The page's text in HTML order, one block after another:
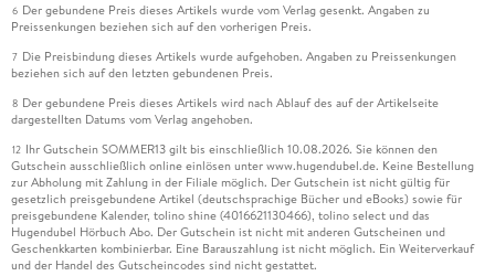
6 Der gebundene Preis dieses Artikels wurde vom Verlag gesenkt. Angaben zu
Preissenkungen beziehen sich auf den vorherigen Preis.
7 Die Preisbindung dieses Artikels wurde aufgehoben. Angaben zu Preissenkungen
beziehen sich auf den letzten gebundenen Preis.
8 Der gebundene Preis dieses Artikels wird nach Ablauf des auf der Artikelseite
dargestellten Datums vom Verlag angehoben.
12 Ihr Gutschein SOMMER13 gilt bis einschließlich 10.08.2026. Sie können den
Gutschein ausschließlich online einlösen unter www.hugendubel.de. Keine Bestellung
zur Abholung mit Zahlung in der Filiale möglich. Der Gutschein ist nicht gültig für
gesetzlich preisgebundene Artikel (deutschsprachige Bücher und eBooks) sowie für
preisgebundene Kalender, tolino shine (4016621130466), tolino select und das
Hugendubel Hörbuch Abo. Der Gutschein ist nicht mit anderen Gutscheinen und
Geschenkkarten kombinierbar. Eine Barauszahlung ist nicht möglich. Ein Weiterverkauf
und der Handel des Gutscheincodes sind nicht gestattet.